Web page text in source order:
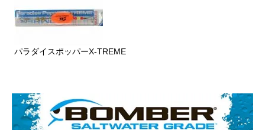
パラダイスポッパーX-TREME